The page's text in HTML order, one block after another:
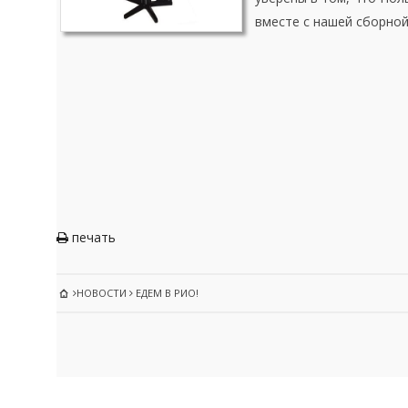
вместе с нашей сборной
печать
НОВОСТИ ЕДЕМ В РИО!